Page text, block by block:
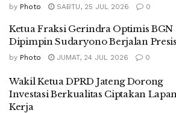
by Photo SABTU, 25 JUL 2026 0
Ketua Fraksi Gerindra Optimis BGN
Dipimpin Sudaryono Berjalan
by Photo JUMAT, 24 JUL 2026 0
Wakil Ketua DPRD Jateng Dorong
Investasi Berkualitas Ciptakan
Kerja